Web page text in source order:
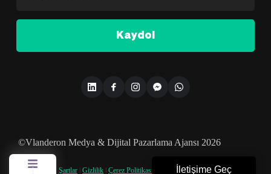
Kaydol
©Vlanderon Medya & Dijital Pazarlama Ajansı 2026
Şartlar |Gizlilik |Çerez Politikası İletişime Geç